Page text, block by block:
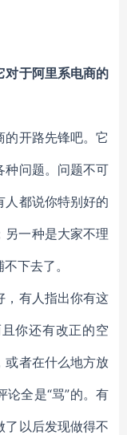
对于阿里系电商的
开路先锋吧。它
种问题。问题不可
人都说你特别好的
另一种是大家不理
下去了。
，有人指出你有这
你还有改正的空
或者在什么地方放
全是“骂”的。有
了以后发现做得不